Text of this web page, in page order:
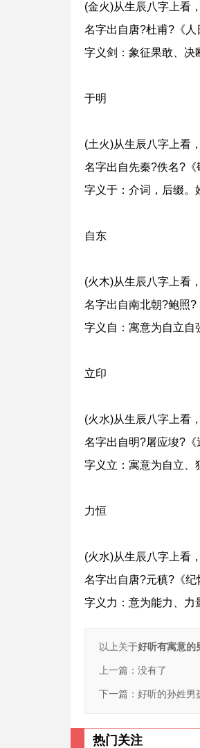
(金火)从生辰八字上看
名字出自唐?杜甫?《人
字义剑：象征果敢、决
于明
(土火)从生辰八字上看
名字出自先秦?佚名?《
字义于：介词，后缀。
自东
(火木)从生辰八字上看
名字出自南北朝?鲍照?
字义自：寓意为自立自
立印
(火水)从生辰八字上看
名字出自明?屠应埈?《
字义立：寓意为自立、
力恒
(火水)从生辰八字上看
名字出自唐?元稹?《纪
字义力：意为能力、力
以上关于好听有寓意的
上一篇：没有了
下一篇： 好听的孙姓男
热门关注